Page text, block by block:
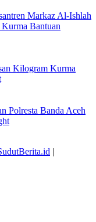
Markaz Al-Ishlah
Bantuan
Kilogram Kurma
Polresta Banda Aceh
|